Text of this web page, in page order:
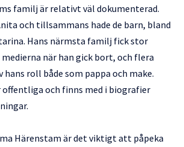
familj är relativt väl dokumenterad.
och tillsammans hade de barn, bland
Hans närmsta familj fick stor
när han gick bort, och flera
roll både som pappa och make.
offentliga och finns med i biografier
Härenstam är det viktigt att påpeka